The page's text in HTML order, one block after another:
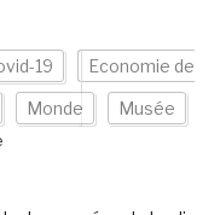
19 Economie de
Monde Musée